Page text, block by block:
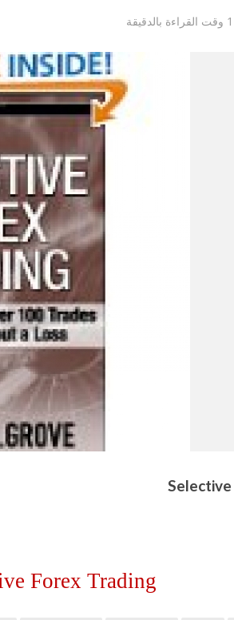
1 وقت القراءة بالدقيقة
Forex Trading